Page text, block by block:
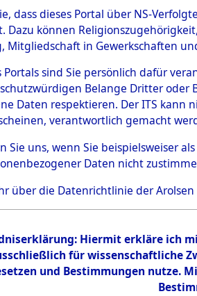
Einen Kommentar
dass dieses Portal über NS-
Dazu können
Mitgliedschaft in Gewerkschaften
Portals sind Sie persönlich dafür
Belange Dritter
Daten respektieren. Der ITS
verantwortlich gemacht
Sie uns, wenn Sie beispielsweiser
Daten nicht
über die Datenrichtlinie der Arolsen
Hiermit erkläre ich
für wissenschaftliche
und Bestimmungen nutze.